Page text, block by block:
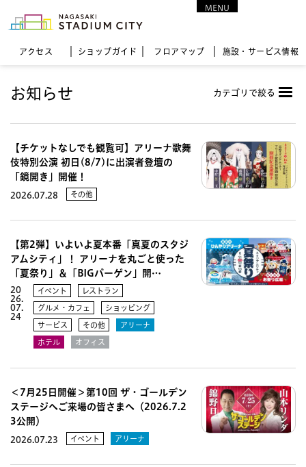
アクセス ショップガイド フロア マップ 施設・サービス情報
MENU
お知らせ カテゴリで絞る
【チケットなしでも観覧可】アリーナ歌舞
伎特別公演 初日(8/7)に出演者登壇の
「鏡開き」開催！
2026.07.28 その他
【第2弾】いよいよ夏本番「真夏のスタジ
アムシティ」！ アリーナを丸ごと使った
「夏祭り」＆「BIGバーゲン」開…
20
26.
07.
24
イベント レストラン
グルメ・カフェ ショッピング
サービス その他 アリーナ
ホテル オフィス
＜7月25日開催＞第10回 ザ・ゴールデン
ステージへご来場の皆さまへ（2026.7.2
3公開）
2026.07.23 イベント アリーナ